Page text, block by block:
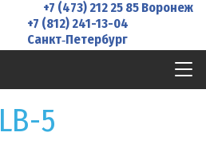
+7 (473) 212 25 85 Воронеж
+7 (812) 241-13-04
Санкт‑Петербург
LB-5